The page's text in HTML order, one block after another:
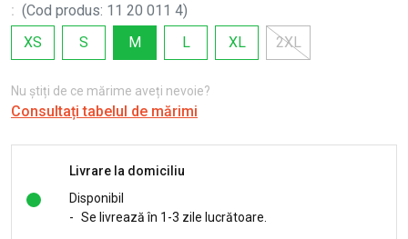
: (Cod produs: 11 20 011 4)
XS
S M L XL 2XL
Nu știți de ce mărime aveți nevoie?
Consultați tabelul de mărimi
Livrare la domiciliu
Disponibil
- Se livrează în 1-3 zile lucrătoare.